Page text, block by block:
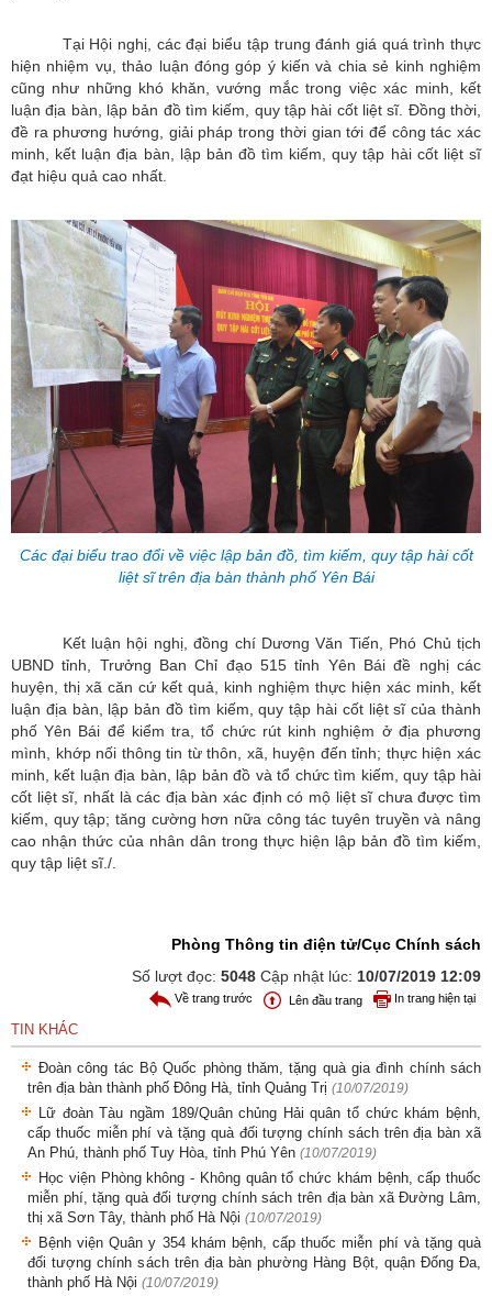
Tại Hội nghị, các đại biểu tập trung đánh giá quá trình thực
hiện nhiệm vụ, thảo luận đóng góp ý kiến và chia sẻ kinh nghiệm
cũng như những khó khăn, vướng mắc trong việc xác minh, kết
luận địa bàn, lập bản đồ tìm kiếm, quy tập hài cốt liệt sĩ. Đồng thời,
đề ra phương hướng, giải pháp trong thời gian tới để công tác xác
minh, kết luận địa bàn, lập bản đồ tìm kiếm, quy tập hài cốt liệt sĩ
đạt hiệu quả cao nhất.
Các đại biểu trao đổi về việc lập bản đồ, tìm kiếm, quy tập hài cốt
liệt sĩtrên địa bàn thành phố Yên Bái
Kết luận hội nghị, đồng chí Dương Văn Tiến, Phó Chủ tịch
UBND tỉnh, Trưởng Ban Chỉ đạo 515 tỉnh Yên Bái đề nghị các
huyện, thị xã căn cứ kết quả, kinh nghiệm thực hiện xác minh, kết
luận địa bàn, lập bản đồ tìm kiếm, quy tập hài cốt liệt sĩ của thành
phố Yên Bái để kiểm tra, tổ chức rút kinh nghiệm ở địa phương
mình, khớp nối thông tin từ thôn, xã, huyện đến tỉnh; thực hiện xác
minh, kết luận địa bàn, lập bản đồ và tổ chức tìm kiếm, quy tập hài
cốt liệt sĩ, nhất là các địa bàn xác định có mộ liệt sĩ chưa được tìm
kiếm, quy tập; tăng cường hơn nữa công tác tuyên truyền và nâng
cao nhận thức của nhân dân trong thực hiện lập bản đồ tìm kiếm,
quy tập liệt sĩ./.
Phòng Thông tin điện tử/Cục Chính sách
Số lượt đọc: 5048 Cập nhật lúc: 10/07/2019 12:09
In trang hiện tại
Lên đầu trang
Về trang trước
TIN KHÁC
Đoàn công tác Bộ Quốc phòng thăm, tặng quà gia đình chính sách
trên địa bàn thành phố Đông Hà, tỉnh Quảng Trị (10/07/2019)
Lữ đoàn Tàu ngầm 189/Quân chủng Hải quân tổ chức khám bệnh,
cấp thuốc miễn phí và tặng quà đối tượng chính sách trên địa bàn xã
An Phú, thành phố Tuy Hòa, tỉnh Phú Yên (10/07/2019)
Học viện Phòng không - Không quân tổ chức khám bệnh, cấp thuốc
miễn phí, tặng quà đối tượng chính sách trên địa bàn xã Đường Lâm,
thị xã Sơn Tây, thành phố Hà Nội (10/07/2019)
Bệnh viện Quân y 354 khám bệnh, cấp thuốc miễn phí và tặng quà
đối tượng chính sách trên địa bàn phường Hàng Bột, quận Đống Đa,
thành phố Hà Nội (10/07/2019)